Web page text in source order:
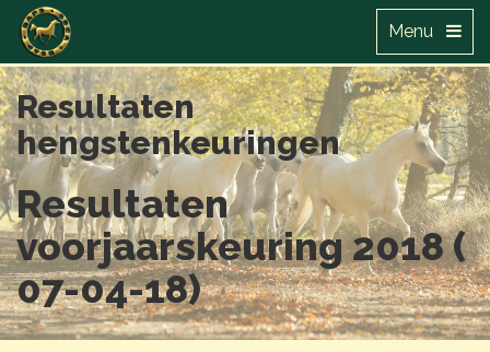
Menu
Resultaten
hengstenkeuringen
Resultaten
voorjaarskeuring 2018 (
07-04-18)